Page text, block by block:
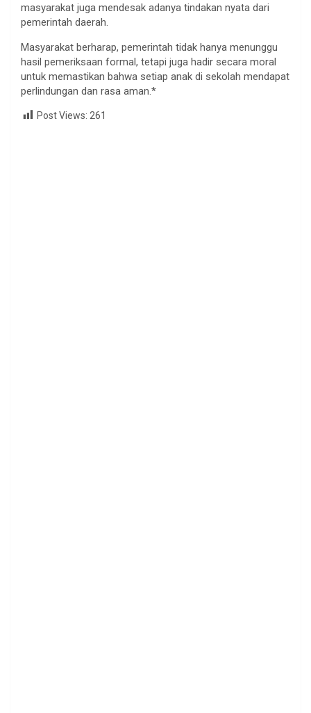
masyarakat juga mendesak adanya tindakan nyata dari
pemerintah daerah.
Masyarakat berharap, pemerintah tidak hanya menunggu
hasil pemeriksaan formal, tetapi juga hadir secara moral
untuk memastikan bahwa setiap anak di sekolah mendapat
perlindungan dan rasa aman.*
Post Views: 261